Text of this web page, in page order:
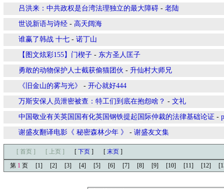
吕洪来：中共政权是台湾法理独立的最大障碍 - 老陆
世说新语与诗经 - 高天阔海
谁赢了韩战 十七 - 诺丁山
【图文炫彩155】门楔子 - 东方圣人匡子
勇敢的动物保护人士截获偷猫团伙 - 升仙村大师兄
《旧金山的雾与光》 - 开心就好444
万斯安保人员泄密被查：特工们到底在抱怨啥？ - 文礼
中国敬业有关英国国有化英国钢铁提起国际仲裁的法律基础论证 -
谢盛友翻译电影《 秘密森林少年 》 - 谢盛友文集
[ 首页 ] [ 上页 ] [ 下页 ] [ 末页 ]
第 1 页 [1] [2] [3] [4] [5] [6] [7] [8] [9] [10] [11] [12]